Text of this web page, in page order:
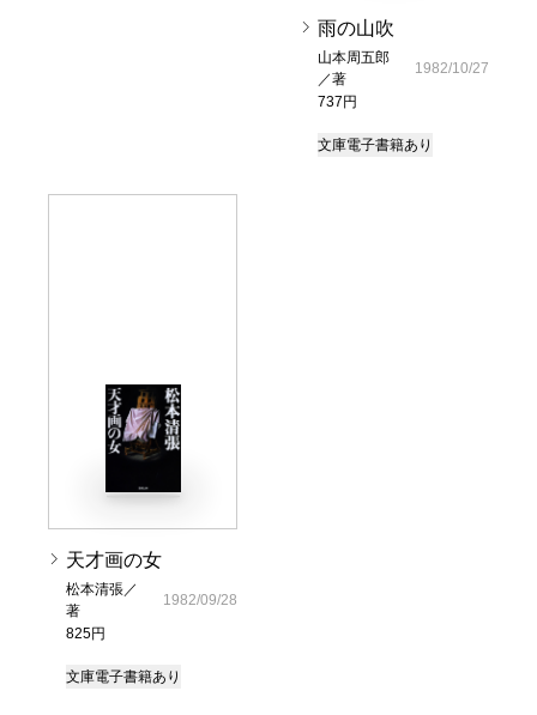
雨の山吹
山本周五郎
／著
737円
1982/10/27
文庫電子書籍あり
天才画の女
松本清張／
著
825円
1982/09/28
文庫電子書籍あり